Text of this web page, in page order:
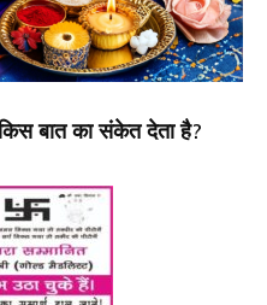
बात का संकेत देता है?